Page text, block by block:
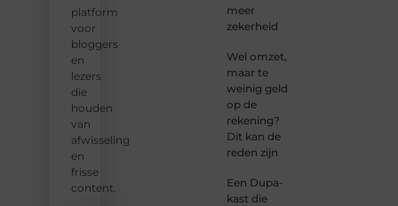
platform
voor
bloggers
en
lezers
die
houden
van
afwisseling
en
frisse
content.
meer
zekerheid
Wel omzet,
maar te
weinig geld
op de
rekening?
Dit kan de
reden zijn
Een Dupa-
kast die